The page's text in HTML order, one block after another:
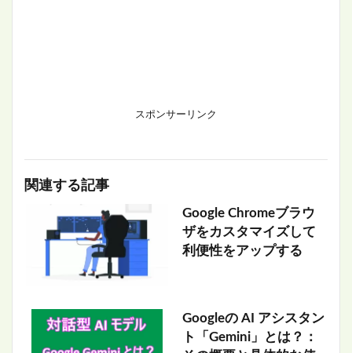
スポンサーリンク
関連する記事
Google Chromeブラウ
ザをカスタマイズして
利便性をアップする
Googleの AI アシスタン
ト「Gemini」とは？：